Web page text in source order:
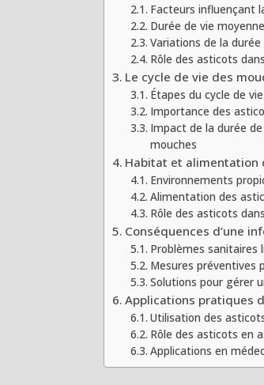
Facteurs influençant
Durée de vie
Variations de la
Rôle des asticots
Le cycle de vie des
Étapes du cycle de
Importance des
Impact de la durée
mouches
Habitat et alimentation
Environnements
Alimentation des
Rôle des asticots
Conséquences d’une
Problèmes sanitaires
Mesures préventives
Solutions pour gérer
Applications pratiques
Utilisation des
Rôle des asticots en
Applications en